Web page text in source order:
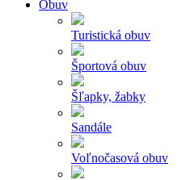
Obuv
Turistická obuv
Športová obuv
Šľapky, žabky
Sandále
Voľnočasová obuv